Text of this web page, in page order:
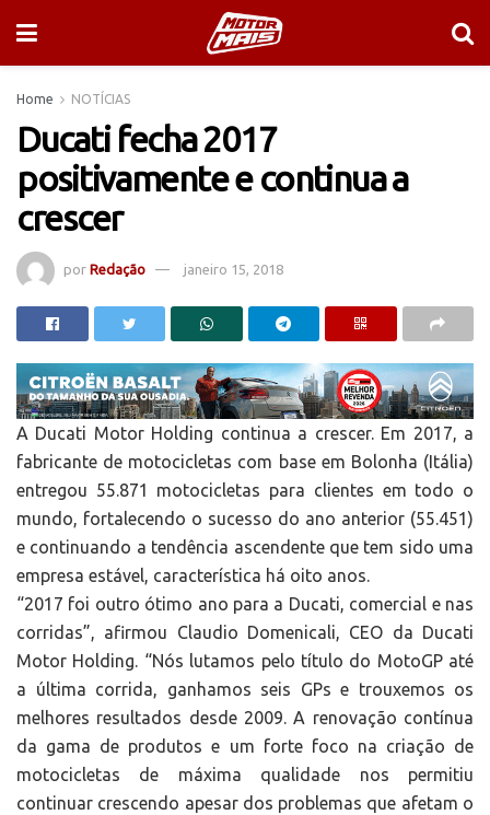
Home NOTÍCIAS
Ducati fecha 2017
positivamente e continua a
crescer
por Redação janeiro 15, 2018
A Ducati Motor Holding continua a crescer. Em 2017, a
fabricante de motocicletas com base em Bolonha (Itália)
entregou 55.871 motocicletas para clientes em todo o
mundo, fortalecendo o sucesso do ano anterior (55.451)
e continuando a tendência ascendente que tem sido uma
empresa estável, característica há oito anos.
“2017 foi outro ótimo ano para a Ducati, comercial e nas
corridas”, afirmou Claudio Domenicali, CEO da Ducati
Motor Holding. “Nós lutamos pelo título do MotoGP até
a última corrida, ganhamos seis GPs e trouxemos os
melhores resultados desde 2009. A renovação contínua
da gama de produtos e um forte foco na criação de
motocicletas de máxima qualidade nos permitiu
continuar crescendo apesar dos problemas que afetam o